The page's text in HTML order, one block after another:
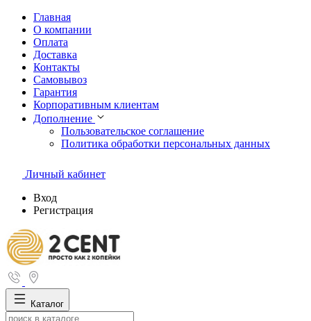
Главная
О компании
Оплата
Доставка
Контакты
Самовывоз
Гарантия
Корпоративным клиентам
Дополнение
Пользовательское соглашение
Политика обработки персональных данных
Личный кабинет
Вход
Регистрация
Каталог